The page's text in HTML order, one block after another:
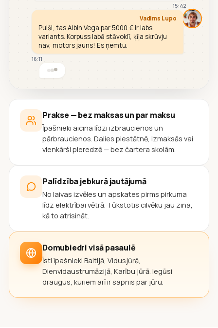
15:42
Vadims Lupo
Puiši, tas Albin Vega par 5000 € ir labs
variants. Korpuss labā stāvoklī, ķīļa skrūvju
nav, motors jauns! Es ņemtu.
16:11
Prakse — bez maksas un par maksu
Īpašnieki aicina līdzi izbraucienos un
pārbraucienos. Dalies piestātnē, izmaksās vai
vienkārši pieredzē — bez čartera skolām.
Palīdzība jebkurā jautājumā
No laivas izvēles un apskates pirms pirkuma
līdz elektrībai vētrā. Tūkstotis cilvēku jau zina,
kā to atrisināt.
Domubiedri visā pasaulē
Īsti īpašnieki Baltijā, Vidusjūrā,
Dienvidaustrumāzijā, Karību jūrā. Iegūsi
draugus, kuriem arī ir sapnis par jūru.